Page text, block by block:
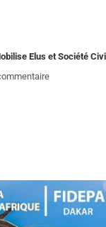
Elus et Société